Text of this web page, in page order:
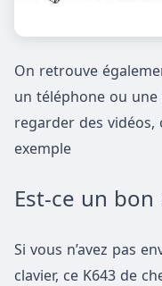
On retrouve
un téléphone ou
regarder des
exemple
Est-ce un
Si vous n’avez pas
clavier, ce K643 de